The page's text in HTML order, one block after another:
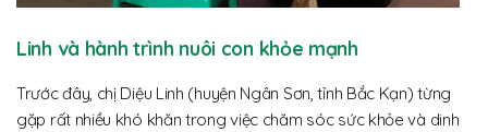
Linh và hành trình nuôi con khỏe mạnh
Trước đây, chị Diệu Linh (huyện Ngân Sơn, tỉnh Bắc Kạn) từng
gặp rất nhiều khó khăn trong việc chăm sóc sức khỏe và dinh